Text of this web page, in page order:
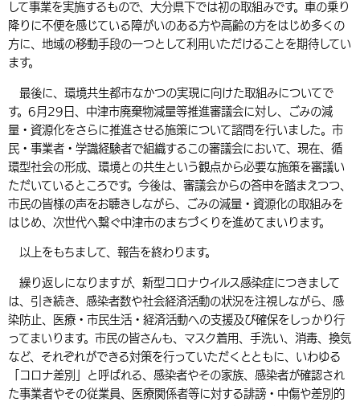
して事業を実施するもので、大分県下では初の取組みです。車の乗り
降りに不便を感じている障がいのある方や高齢の方をはじめ多くの
方に、地域の移動手段の一つとして利用いただけることを期待してい
ます。
最後に、環境共生都市なかつの実現に向けた取組みについてで
す。6月29日、中津市廃棄物減量等推進審議会に対し、ごみの減
量・資源化をさらに推進させる施策について諮問を行いました。市
民・事業者・学識経験者で組織するこの審議会において、現在、循
環型社会の形成、環境との共生という観点から必要な施策を審議い
ただいているところです。今後は、審議会からの答申を踏まえつつ、
市民の皆様の声をお聴きしながら、ごみの減量・資源化の取組みを
はじめ、次世代へ繋ぐ中津市のまちづくりを進めてまいります。
以上をもちまして、報告を終わります。
繰り返しになりますが、新型コロナウイルス感染症につきまして
は、引き続き、感染者数や社会経済活動の状況を注視しながら、感
染防止、医療・市民生活・経済活動への支援及び確保をしっかり行
ってまいります。市民の皆さんも、マスク着用、手洗い、消毒、換気
など、それぞれができる対策を行っていただくとともに、いわゆる
「コロナ差別」と呼ばれる、感染者やその家族、感染者が確認され
た事業者やその従業員、医療関係者等に対する誹謗・中傷や差別的